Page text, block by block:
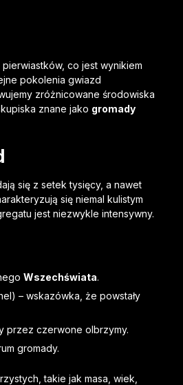
co jest wynikiem
pokolenia gwiazd
zróżnicowane środowiska
znane jako gromady
się z setek tysięcy, a nawet
się niemal kulistym
jest niezwykle intensywny.
Wszechświata.
– wskazówka, że powstały
przez czerwone olbrzymy.
gromady.
takie jak masa, wiek,